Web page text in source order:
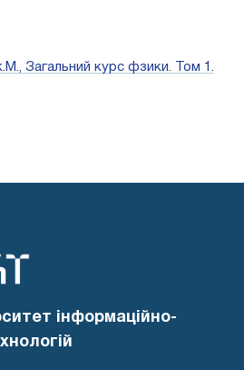
Загальний курс фзики. Том 1.
інформаційно-